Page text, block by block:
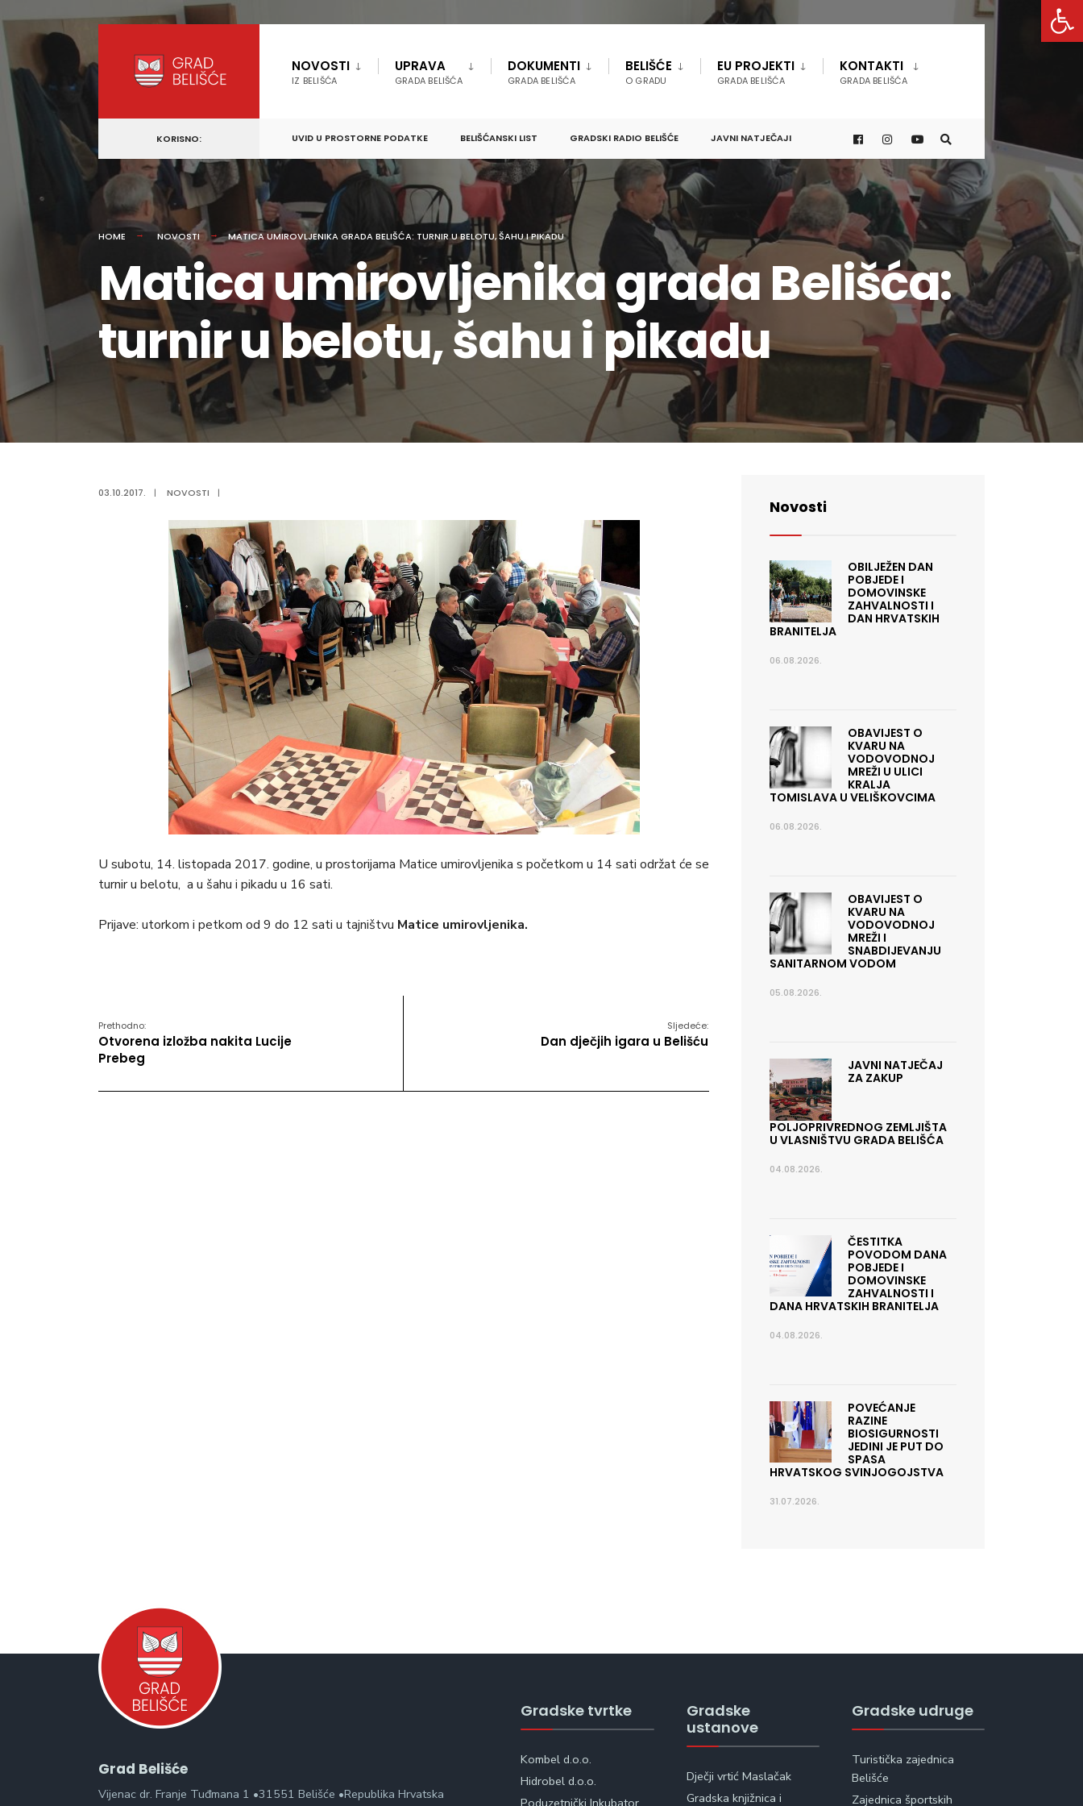
content
NOVOSTI
IZ BELIŠĆA
UPRAVA
GRADA BELIŠĆA
DOKUMENTI
GRADA BELIŠĆA
BELIŠĆE
O GRADU
EU PROJEKTI
GRADA BELIŠĆA
KONTAKTI
GRADA BELIŠĆA
KORISNO: UVID U PROSTORNE PODATKE BELIŠĆANSKI LIST GRADSKI RADIO BELIŠĆE JAVNI NATJEČAJI
HOME NOVOSTI MATICA UMIROVLJENIKA GRADA BELIŠĆA: TURNIR U BELOTU, ŠAHU I PIKADU
Matica umirovljenika grada Belišća:
turnir u belotu, šahu i pikadu
03.10.2017. | NOVOSTI |
U subotu, 14. listopada 2017. godine, u prostorijama Matice umirovljenika s početkom u 14 sati održat će se
turnir u belotu, a u šahu i pikadu u 16 sati.
Prijave: utorkom i petkom od 9 do 12 sati u tajništvu Matice umirovljenika.
Prethodno:
Otvorena izložba nakita Lucije
Prebeg
Sljedeće:
Dan dječjih igara u Belišću
Novosti
OBILJEŽEN DAN
POBJEDE I
DOMOVINSKE
ZAHVALNOSTI I
DAN HRVATSKIH
BRANITELJA
06.08.2026.
OBAVIJEST O
KVARU NA
VODOVODNOJ
MREŽI U ULICI
KRALJA
TOMISLAVA U VELIŠKOVCIMA
06.08.2026.
OBAVIJEST O
KVARU NA
VODOVODNOJ
MREŽI I
SNABDIJEVANJU
SANITARNOM VODOM
05.08.2026.
JAVNI NATJEČAJ
ZA ZAKUP
POLJOPRIVREDNOG ZEMLJIŠTA
U VLASNIŠTVU GRADA BELIŠĆA
04.08.2026.
ČESTITKA
POVODOM DANA
POBJEDE I
DOMOVINSKE
ZAHVALNOSTI I
DANA HRVATSKIH BRANITELJA
04.08.2026.
POVEĆANJE
RAZINE
BIOSIGURNOSTI
JEDINI JE PUT DO
SPASA
HRVATSKOG SVINJOGOJSTVA
31.07.2026.
Grad Belišće
Vijenac dr. Franje Tuđmana 1 •31551 Belišće •Republika Hrvatska
Gradske tvrtke
Kombel d.o.o.
Hidrobel d.o.o.
Poduzetnički Inkubator
Gradske
ustanove
Dječji vrtić Maslačak
Gradska knjižnica i
Gradske udruge
Turistička zajednica
Belišće
Zajednica športskih